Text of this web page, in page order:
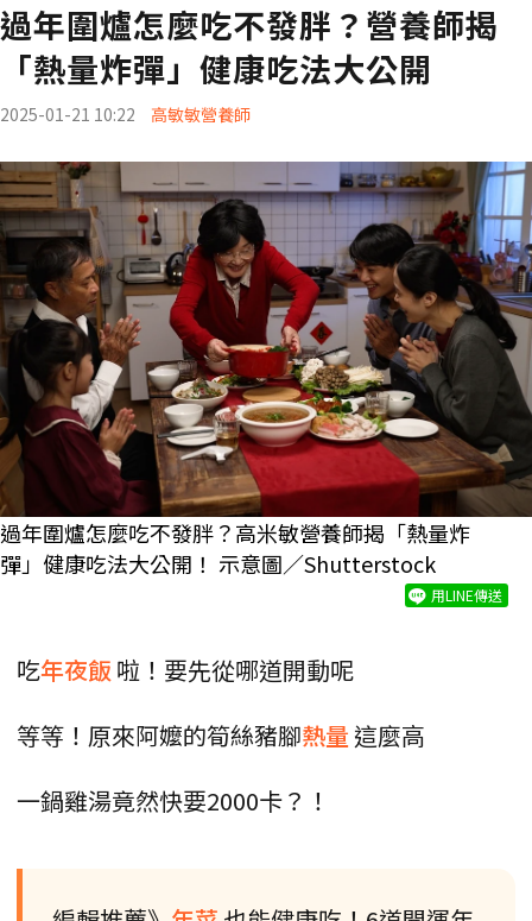
過年圍爐怎麼吃不發胖？營養師揭
「熱量炸彈」健康吃法大公開
2025-01-21 10:22 高敏敏營養師
過年圍爐怎麼吃不發胖？高米敏營養師揭「熱量炸
彈」健康吃法大公開！ 示意圖／Shutterstock
用LINE傳送
吃年夜飯 啦！要先從哪道開動呢
等等！原來阿嬤的筍絲豬腳熱量 這麼高
一鍋雞湯竟然快要2000卡？！